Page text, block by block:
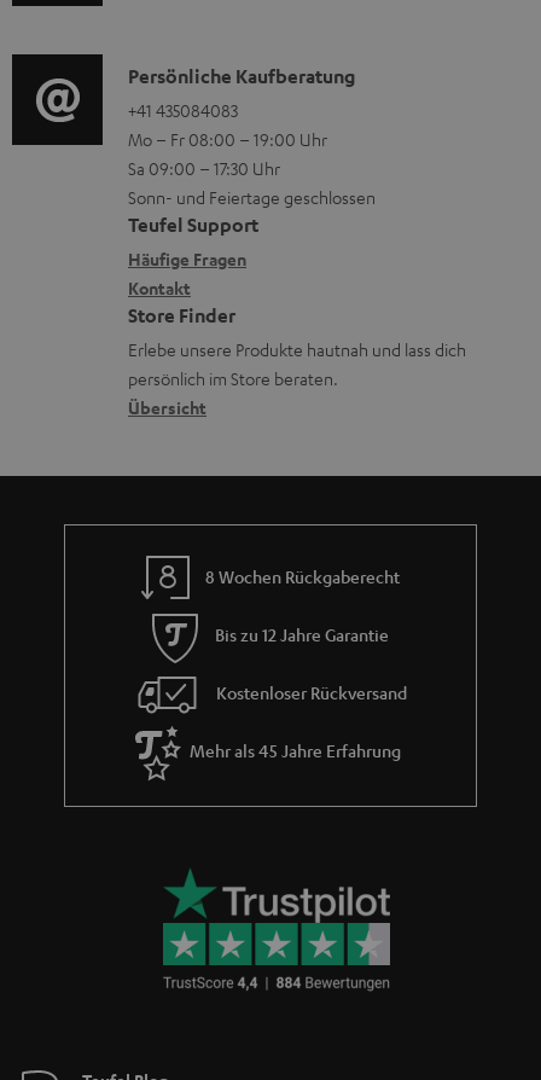
u
n
t
e
r
l
a
d
e
n
t
i
o
n
e
n
z
u
r
G
r
a
i
o
-
L
e
x
i
k
o
n
K
o
n
t
a
k
t
d
a
t
n
Persönliche Kaufberatung
+41 435084083
Mo – Fr 08:00 – 19:00 Uhr
Sa 09:00 – 17:30 Uhr
Sonn- und Feiertage geschlossen
Teufel Support
Häufige Fragen
Kontakt
Store Finder
Erlebe unsere Produkte hautnah und lass dich
persönlich im Store beraten.
Übersicht
8 Wochen Rückgaberecht
Bis zu 12 Jahre Garantie
Kostenloser Rückversand
Mehr als 45 Jahre Erfahrung